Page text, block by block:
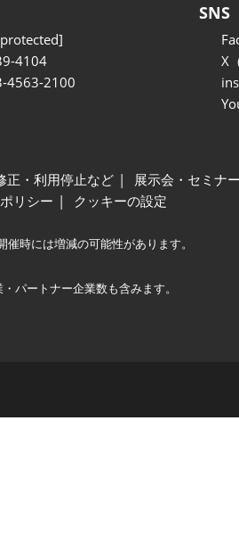
4104
4563-2100
SNS
X
正・利用停止など 展示会・セミナ
リシー クッキーの設定
時には増減の可能性があります。
パートナー企業数も含みます。